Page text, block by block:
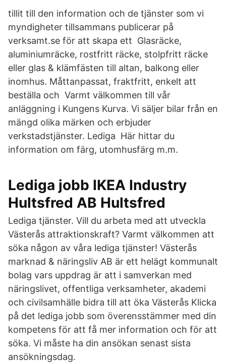
tillit till den information och de tjänster som vi
myndigheter tillsammans publicerar på
verksamt.se för att skapa ett Glasräcke,
aluminiumräcke, rostfritt räcke, stolpfritt räcke
eller glas & klämfästen till altan, balkong eller
inomhus. Måttanpassat, fraktfritt, enkelt att
beställa och Varmt välkommen till vår
anläggning i Kungens Kurva. Vi säljer bilar från en
mängd olika märken och erbjuder
verkstadstjänster. Lediga Här hittar du
information om färg, utomhusfärg m.m.
Lediga jobb IKEA Industry
Hultsfred AB Hultsfred
Lediga tjänster. Vill du arbeta med att utveckla
Västerås attraktionskraft? Varmt välkommen att
söka någon av våra lediga tjänster! Västerås
marknad & näringsliv AB är ett helägt kommunalt
bolag vars uppdrag är att i samverkan med
näringslivet, offentliga verksamheter, akademi
och civilsamhälle bidra till att öka Västerås Klicka
på det lediga jobb som överensstämmer med din
kompetens för att få mer information och för att
söka. Vi måste ha din ansökan senast sista
ansökningsdag.